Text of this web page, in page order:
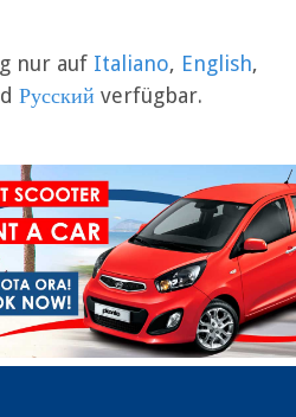
nur auf Italiano, English,
Русский verfügbar.